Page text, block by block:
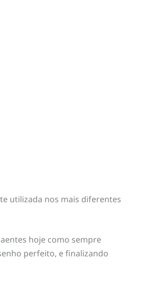
utilizada nos mais diferentes
hoje como sempre
perfeito, e finalizando